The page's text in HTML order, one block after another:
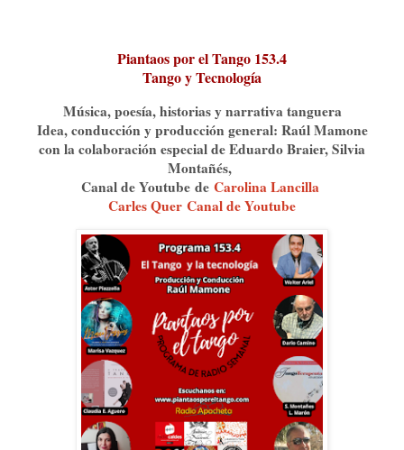
Piantaos por el Tango 153.4
Tango y Tecnología
Música, poesía, historias y narrativa tanguera
Idea, conducción y producción general: Raúl Mamone
con la colaboración especial de Eduardo Braier, Silvia
Montañés,
Canal de Youtube de Carolina Lancilla
Carles Quer Canal de Youtube